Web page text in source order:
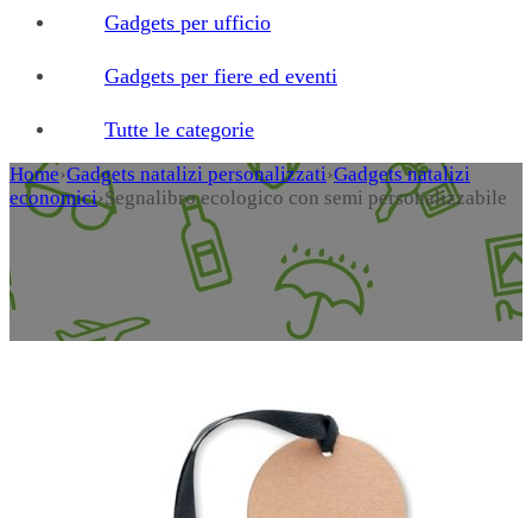
Gadgets per ufficio
Gadgets per fiere ed eventi
Tutte le categorie
Home›Gadgets natalizi personalizzati›Gadgets natalizi
economici›Segnalibro ecologico con semi personalizzabile